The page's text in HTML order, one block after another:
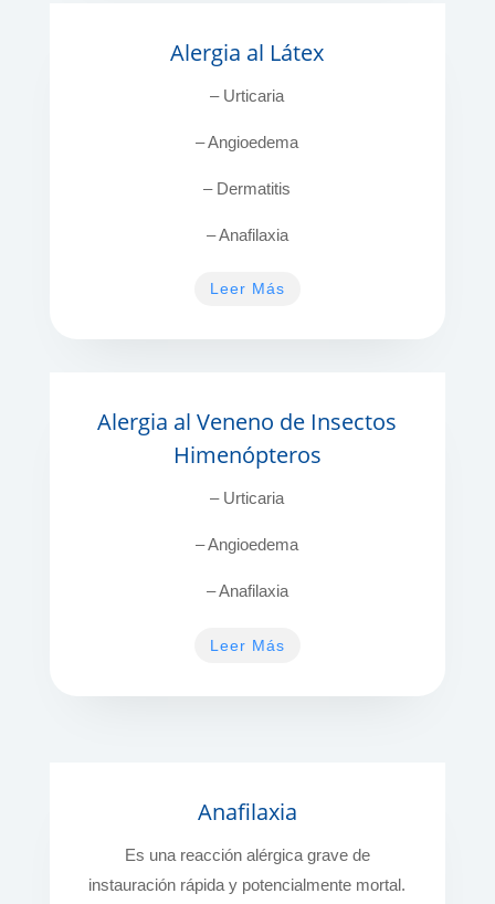
Alergia al Látex
– Urticaria
– Angioedema
– Dermatitis
– Anafilaxia
Leer Más
Alergia al Veneno de Insectos
Himenópteros
– Urticaria
– Angioedema
– Anafilaxia
Leer Más
Anafilaxia
Es una reacción alérgica grave de
instauración rápida y potencialmente mortal.